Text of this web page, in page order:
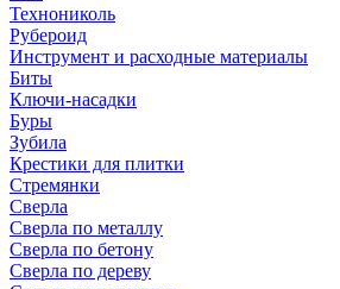
Технониколь
Рубероид
Инструмент и расходные материалы
Биты
Ключи-насадки
Буры
Зубила
Крестики для плитки
Стремянки
Сверла
Сверла по металлу
Сверла по бетону
Сверла по дереву